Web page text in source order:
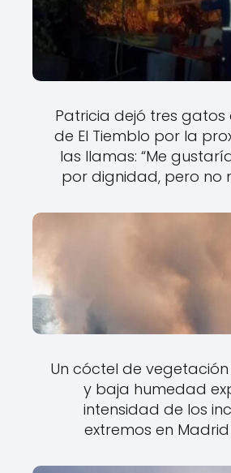
Patricia dejó tres gatos
de El Tiemblo por la
las llamas: “Me
por dignidad, pero no
Un cóctel de
y baja humedad
intensidad de los
extremos en Madrid